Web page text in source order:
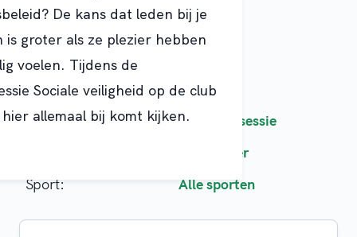
De kans dat leden bij je
is groter als ze plezier hebben
voelen. Tijdens de
Sociale veiligheid op de club
allemaal bij komt kijken.
Opleidingsoort:
Inspiratiesessie
Bestuurder
Sport:
Alle sporten